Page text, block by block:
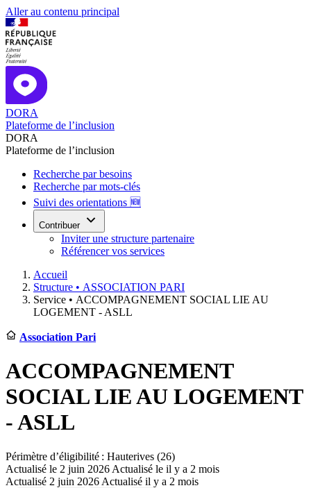
Aller au contenu principal
DORA
Plateforme de l’inclusion
DORA
Plateforme de l’inclusion
Recherche par besoins
Recherche par mots-clés
Suivi des orientations 🆕
Contribuer
Inviter une structure partenaire
Référencer vos services
Accueil
Structure • ASSOCIATION PARI
Service • ACCOMPAGNEMENT SOCIAL LIE AU
LOGEMENT - ASLL
Association Pari
ACCOMPAGNEMENT
SOCIAL LIE AU LOGEMENT
- ASLL
Périmètre d’éligibilité : Hauterives (26)
Actualisé le 2 juin 2026 Actualisé le il y a 2 mois
Actualisé 2 juin 2026 Actualisé il y a 2 mois